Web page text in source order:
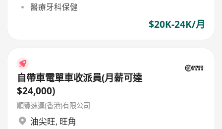
醫療牙科保健
$20K-24K/月
自帶車電單車收派員(月薪可達
$24,000)
順豐速運(香港)有限公司
油尖旺, 旺角